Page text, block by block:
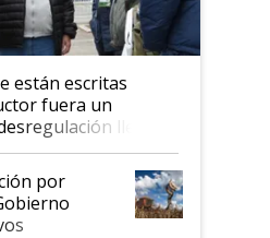
están escritas
fuera un
llegó
y hasta se
al IPCVA
por